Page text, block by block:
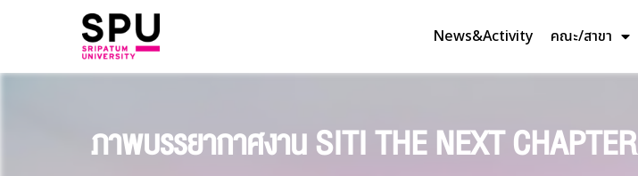
News&Activity คณะ/สาขา
ภาพบรรยากาศงาน SITI THE NEXT CHAPTER